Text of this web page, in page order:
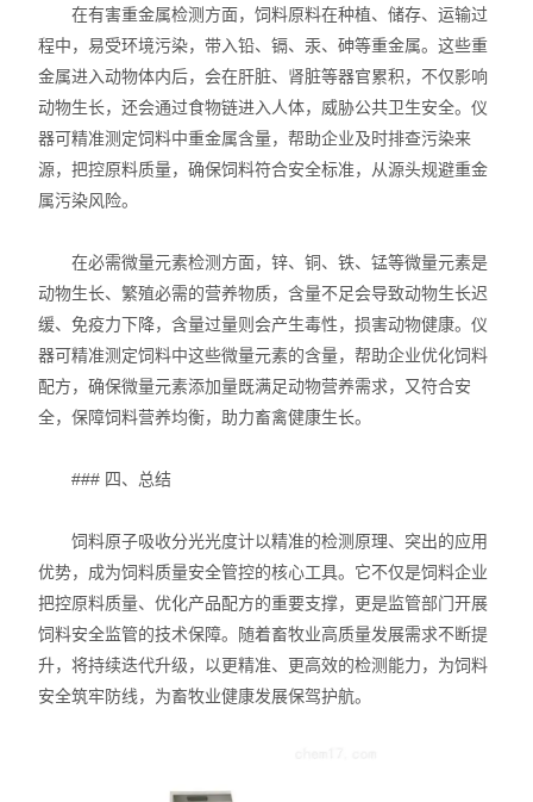
在有害重金属检测方面，饲料原料在种植、储存、运输过
程中，易受环境污染，带入铅、镉、汞、砷等重金属。这些重
金属进入动物体内后，会在肝脏、肾脏等器官累积，不仅影响
动物生长，还会通过食物链进入人体，威胁公共卫生安全。仪
器可精准测定饲料中重金属含量，帮助企业及时排查污染来
源，把控原料质量，确保饲料符合安全标准，从源头规避重金
属污染风险。
在必需微量元素检测方面，锌、铜、铁、锰等微量元素是
动物生长、繁殖必需的营养物质，含量不足会导致动物生长迟
缓、免疫力下降，含量过量则会产生毒性，损害动物健康。仪
器可精准测定饲料中这些微量元素的含量，帮助企业优化饲料
配方，确保微量元素添加量既满足动物营养需求，又符合安
全，保障饲料营养均衡，助力畜禽健康生长。
### 四、总结
饲料原子吸收分光光度计以精准的检测原理、突出的应用
优势，成为饲料质量安全管控的核心工具。它不仅是饲料企业
把控原料质量、优化产品配方的重要支撑，更是监管部门开展
饲料安全监管的技术保障。随着畜牧业高质量发展需求不断提
升，将持续迭代升级，以更精准、更高效的检测能力，为饲料
安全筑牢防线，为畜牧业健康发展保驾护航。